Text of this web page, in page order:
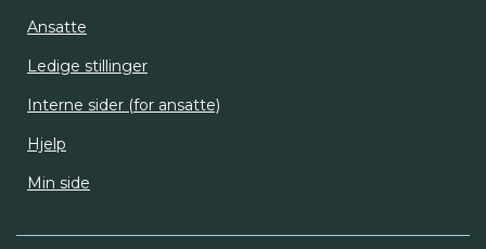
Ansatte
Ledige stillinger
Interne sider (for ansatte)
Hjelp
Min side